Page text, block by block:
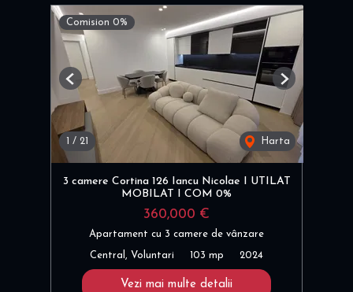
Comision 0%
/ 21 Harta
Previous Next
3 camere Cortina 126 Iancu Nicolae I UTILAT
MOBILAT I COM 0%
360,000 €
Apartament cu 3 camere de vânzare
Central, Voluntari 103 mp 2024
Vezi mai multe detalii